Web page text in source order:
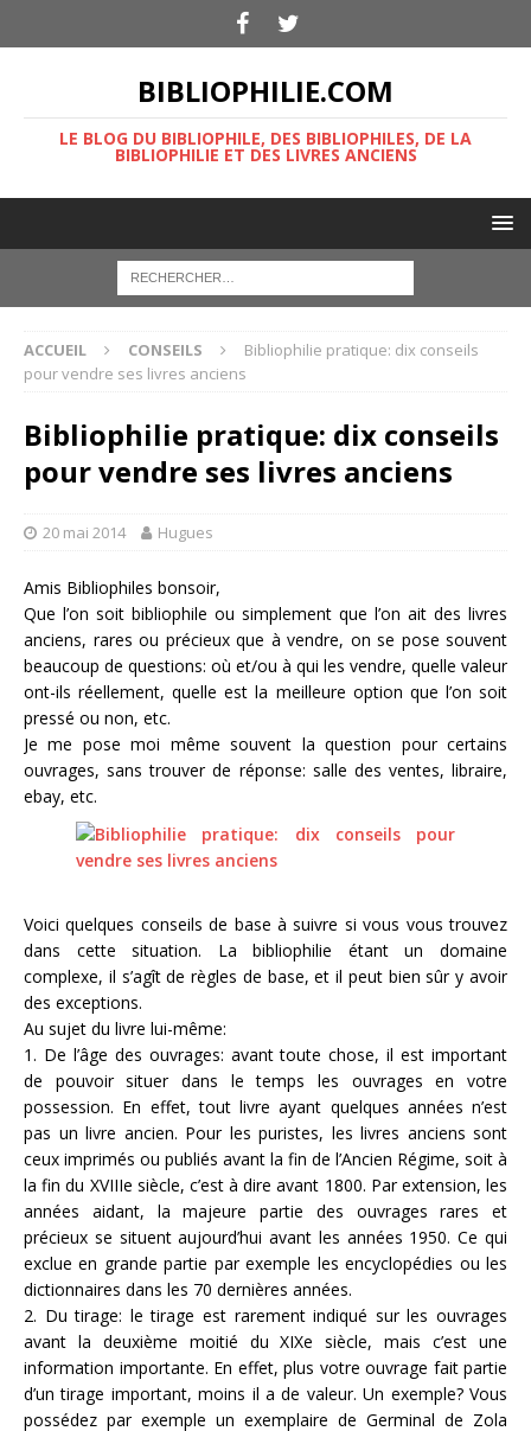
BIBLIOPHILIE.COM
LE BLOG DU BIBLIOPHILE, DES BIBLIOPHILES, DE LA
BIBLIOPHILIE ET DES LIVRES ANCIENS
ACCUEIL CONSEILS
Bibliophilie pratique: dix conseils
pour vendre ses livres anciens
Bibliophilie pratique: dix conseils
pour vendre ses livres anciens
20 mai 2014 Hugues
Amis Bibliophiles bonsoir,
Que l’on soit bibliophile ou simplement que l’on ait des livres
anciens, rares ou précieux que à vendre, on se pose souvent
beaucoup de questions: où et/ou à qui les vendre, quelle valeur
ont-ils réellement, quelle est la meilleure option que l’on soit
pressé ou non, etc.
Je me pose moi même souvent la question pour certains
ouvrages, sans trouver de réponse: salle des ventes, libraire,
ebay, etc.
Voici quelques conseils de base à suivre si vous vous trouvez
dans cette situation. La bibliophilie étant un domaine
complexe, il s’agît de règles de base, et il peut bien sûr y avoir
des exceptions.
Au sujet du livre lui-même:
1. De l’âge des ouvrages: avant toute chose, il est important
de pouvoir situer dans le temps les ouvrages en votre
possession. En effet, tout livre ayant quelques années n’est
pas un livre ancien. Pour les puristes, les livres anciens sont
ceux imprimés ou publiés avant la fin de l’Ancien Régime, soit à
la fin du XVIIIe siècle, c’est à dire avant 1800. Par extension, les
années aidant, la majeure partie des ouvrages rares et
précieux se situent aujourd’hui avant les années 1950. Ce qui
exclue en grande partie par exemple les encyclopédies ou les
dictionnaires dans les 70 dernières années.
2. Du tirage: le tirage est rarement indiqué sur les ouvrages
avant la deuxième moitié du XIXe siècle, mais c’est une
information importante. En effet, plus votre ouvrage fait partie
d’un tirage important, moins il a de valeur. Un exemple? Vous
possédez par exemple un exemplaire de Germinal de Zola